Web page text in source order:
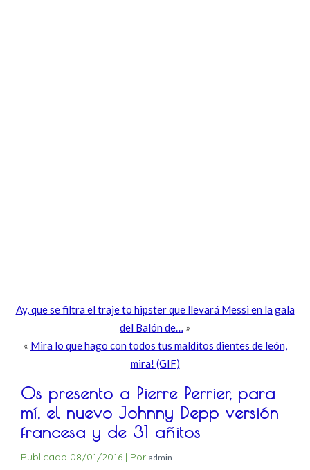
Ay, que se filtra el traje to hipster que llevará Messi en la gala
del Balón de… »
« Mira lo que hago con todos tus malditos dientes de león,
mira! (GIF)
Os presento a Pierre Perrier, para
mí, el nuevo Johnny Depp versión
francesa y de 31 añitos
Publicado 08/01/2016 | Por admin